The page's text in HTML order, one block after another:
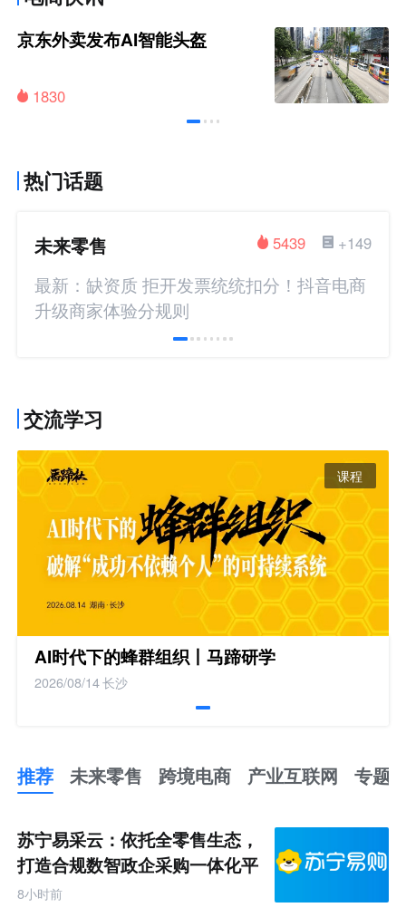
京东外卖发布AI智能头盔
1830
热门话题
未来零售 +149
5439
最新：缺资质 拒开发票统统扣分！抖音电商
升级商家体验分规则
交流学习
课程
AI时代下的蜂群组织丨马蹄研学
2026/08/14长沙
推荐 未来零售 跨境电商 产业互联网 专题
未
来
零
售
跨
境
苏宁易采云：依托全零售生态，
打造合规数智政企采购一体化平
台
8小时前